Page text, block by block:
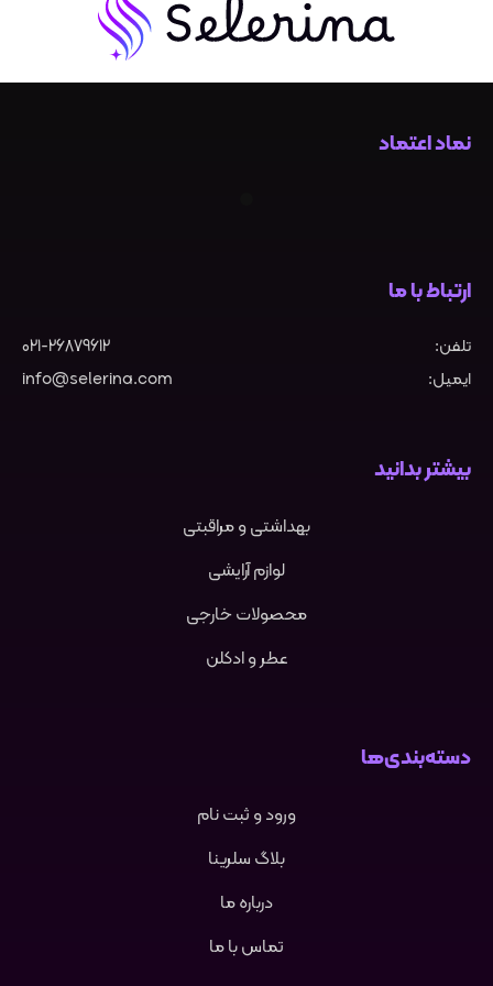
نماد اعتماد
ارتباط با ما
تلفن:
021-26879612
ایمیل:
info@selerina.com
بیشتر بدانید
بهداشتی و مراقبتی
لوازم آرایشی
محصولات خارجی
عطر و ادکلن
دسته‌بندی‌ها
ورود و ثبت نام
بلاگ سلرینا
درباره ما
تماس با ما